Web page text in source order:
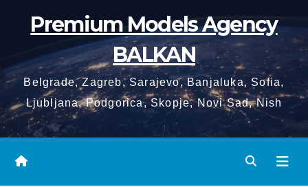
Premium Models Agency
BALKAN
Belgrade, Zagreb, Sarajevo, Banjaluka, Sofia,
Ljubljana, Podgorica, Skopje, Novi Sad, Nish